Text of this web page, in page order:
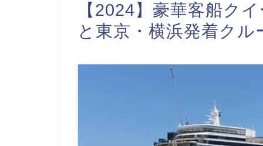
【2024】豪華客船ク
と東京・横浜発着クル